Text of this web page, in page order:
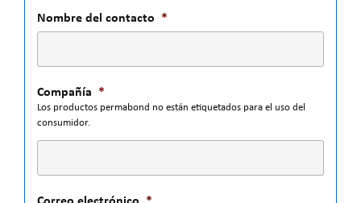
Nombre del contacto *
Compañía *
Los productos permabond no están etiquetados para el uso del
consumidor.